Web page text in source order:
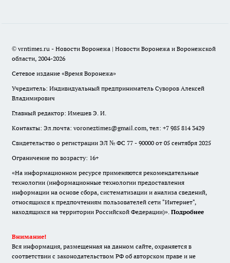
© vrntimes.ru - Новости Воронежа | Новости Воронежа и Воронежской
области, 2004-2026
Сетевое издание «Время Воронежа»
Учредитель: Индивидуальный предприниматель Суворов Алексей
Владимирович
Главный редактор: Имешев Э. И.
Контакты: Эл.почта: voroneztimes@gmail.com, тел: +7 985 814 3429
Свидетельство о регистрации ЭЛ № ФС 77 - 90000 от 05 сентября 2025
Ограничение по возрасту: 16+
«На информационном ресурсе применяются рекомендательные
технологии (информационные технологии предоставления
информации на основе сбора, систематизации и анализа сведений,
относящихся к предпочтениям пользователей сети "Интернет",
находящихся на территории Российской Федерации)». Подробнее
Внимание!
Вся информация, размещенная на данном сайте, охраняется в
соответствии с законодательством РФ об авторском праве и не